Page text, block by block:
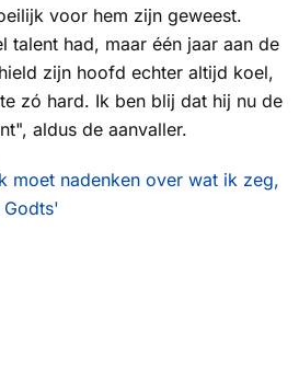
voor hem zijn geweest.
talent had, maar één jaar aan de
zijn hoofd echter altijd koel,
zó hard. Ik ben blij dat hij nu de
aldus de aanvaller.
moet nadenken over wat ik zeg,
Godts'